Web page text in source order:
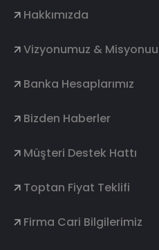
Hakkımızda
Vizyonumuz &
Banka Hesaplarımız
Bizden Haberler
Müşteri Destek Hattı
Toptan Fiyat Teklifi
Firma Cari Bilgilerimiz